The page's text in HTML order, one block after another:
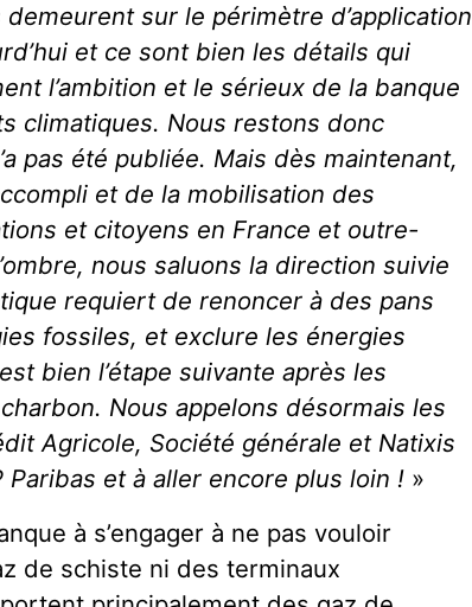
sur le périmètre d’application
et ce sont bien les détails qui
l’ambition et le sérieux de la banque
climatiques. Nous restons donc
pas été publiée. Mais dès maintenant,
et de la mobilisation des
et citoyens en France et outre-
nous saluons la direction suivie
requiert de renoncer à des pans
fossiles, et exclure les énergies
bien l’étape suivante après les
Nous appelons désormais les
Agricole, Société générale et Natixis
et à aller encore plus loin ! »
à s’engager à ne pas vouloir
de schiste ni des terminaux